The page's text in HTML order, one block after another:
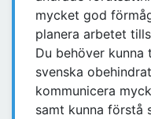
mycket god
planera arbetet
Du behöver kunna
svenska
kommunicera
samt kunna förstå